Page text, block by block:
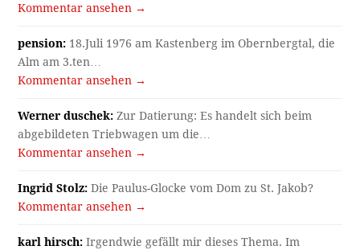
Kommentar ansehen →
pension: 18.Juli 1976 am Kastenberg im Obernbergtal, die
Alm am 3.ten…
Kommentar ansehen →
Werner duschek: Zur Datierung: Es handelt sich beim
abgebildeten Triebwagen um die…
Kommentar ansehen →
Ingrid Stolz: Die Paulus-Glocke vom Dom zu St. Jakob?
Kommentar ansehen →
karl hirsch: Irgendwie gefällt mir dieses Thema. Im